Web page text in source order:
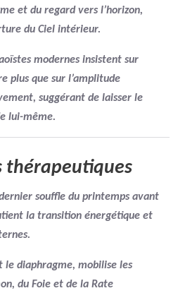
et du regard vers l’horizon,
du Ciel intérieur.
modernes insistent sur
plus que sur l’amplitude
suggérant de laisser le
lui-même.
thérapeutiques
souffle du printemps avant
la transition énergétique et
diaphragme, mobilise les
du Foie et de la Rate